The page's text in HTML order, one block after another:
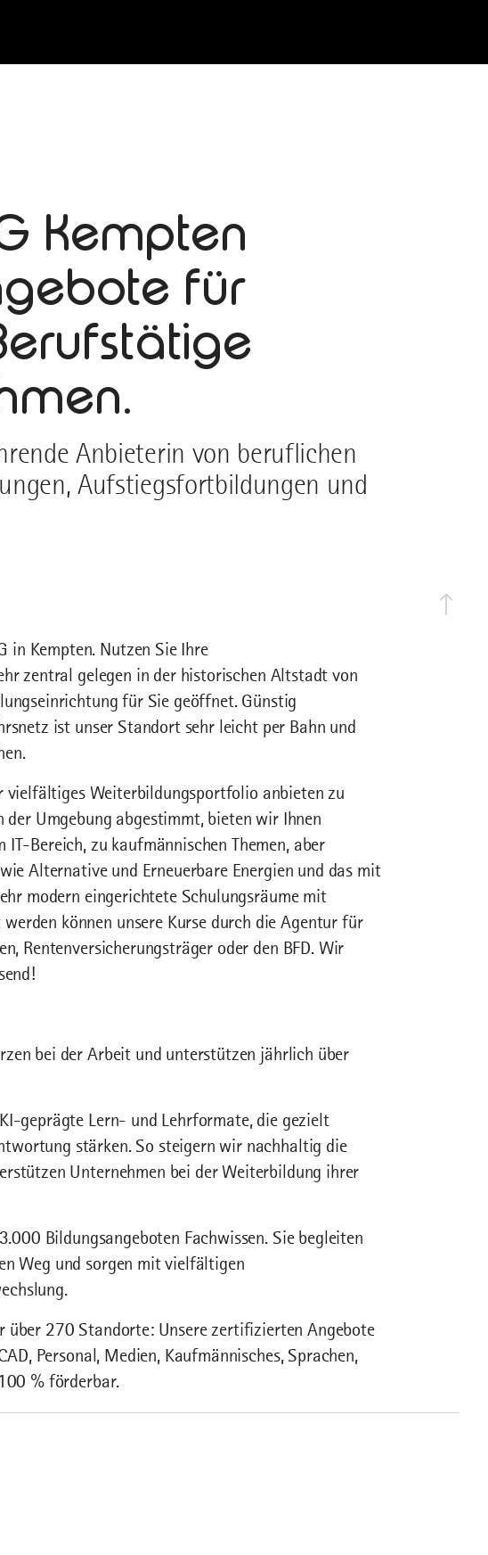
Kempten
für
Anbieterin von beruflichen
Aufstiegsfortbildungen und
in Kempten. Nutzen Sie Ihre
zentral gelegen in der historischen Altstadt von
für Sie geöffnet. Günstig
ist unser Standort sehr leicht per Bahn und
vielfältiges Weiterbildungsportfolio anbieten zu
Umgebung abgestimmt, bieten wir Ihnen
Bereich, zu kaufmännischen Themen, aber
Alternative und Erneuerbare Energien und das mit
modern eingerichtete Schulungsräume mit
können unsere Kurse durch die Agentur für
Rentenversicherungsträger oder den BFD. Wir
bei der Arbeit und unterstützen jährlich über
geprägte Lern- und Lehrformate, die gezielt
stärken. So steigern wir nachhaltig die
Unternehmen bei der Weiterbildung ihrer
Bildungsangeboten Fachwissen. Sie begleiten
Weg und sorgen mit vielfältigen
über 270 Standorte: Unsere zertifizierten Angebote
Personal, Medien, Kaufmännisches, Sprachen,
% förderbar.